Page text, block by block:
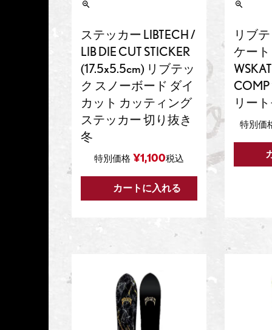
ステッカー LIBTECH /
LIB DIE CUT STICKER
(17.5x5.5cm) リブテッ
ク スノーボード ダイ
カット カッティング
ステッカー 切り抜き
冬
特別価格 ¥1,100税込
カートに入れる
リブ
ケート
リー
特別価